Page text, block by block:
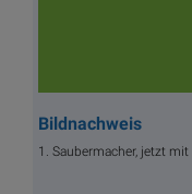
Bildnachweis
1. Saubermacher, jetzt